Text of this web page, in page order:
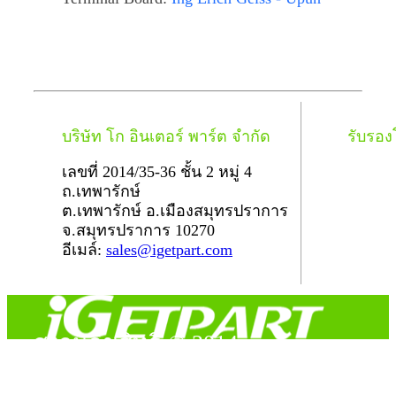
บริษัท โก อินเตอร์ พาร์ต จำกัด
เลขที่ 2014/35-36 ชั้น 2 หมู่ 4
ถ.เทพารักษ์
ต.เทพารักษ์ อ.เมืองสมุทรปราการ
จ.สมุทรปราการ 10270
อีเมล์: sales@igetpart.com
รับรอ
สงวนลิขสิทธิ์ © 2014